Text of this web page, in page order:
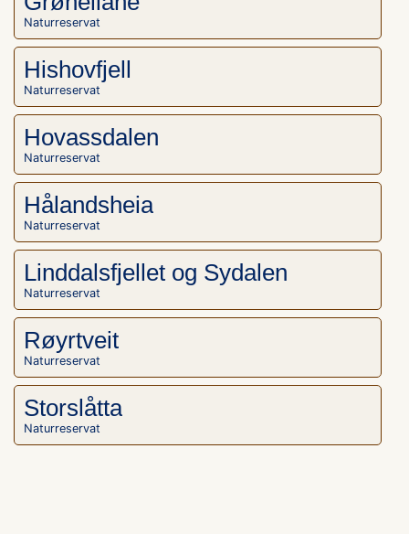
Naturreservat
Hishovfjell
Naturreservat
Hovassdalen
Naturreservat
Hålandsheia
Naturreservat
Linddalsfjellet og Sydalen
Naturreservat
Røyrtveit
Naturreservat
Storslåtta
Naturreservat